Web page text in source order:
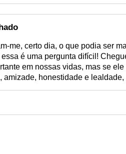
me, certo dia, o que podia ser
é uma pergunta difícil!
em nossas vidas, mas se
amizade, honestidade e lealdade,